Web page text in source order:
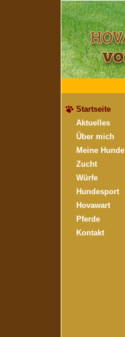
Startseite
Aktuelles
Über mich
Meine Hunde
Zucht
Würfe
Hundesport
Hovawart
Pferde
Kontakt